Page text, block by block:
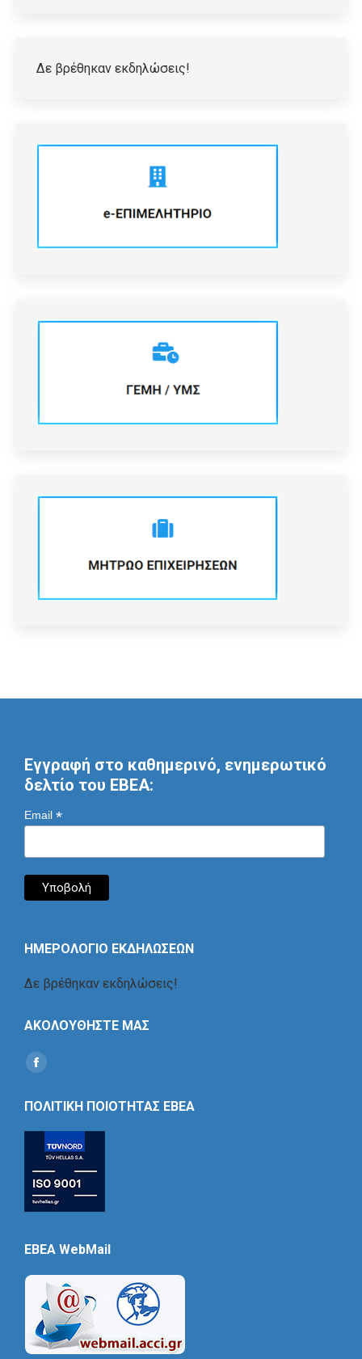
Δε βρέθηκαν εκδηλώσεις!
Εγγραφή στο καθημερινό, ενημερωτικό
δελτίο του ΕΒΕΑ:
Email *
ΗΜΕΡΟΛΟΓΙΟ ΕΚΔΗΛΩΣΕΩΝ
Δε βρέθηκαν εκδηλώσεις!
ΑΚΟΛΟΥΘΗΣΤΕ ΜΑΣ
Find us on:
Social
ΠΟΛΙΤΙΚΗ ΠΟΙΟΤΗΤΑΣ ΕΒΕΑ
EBEA WebMail